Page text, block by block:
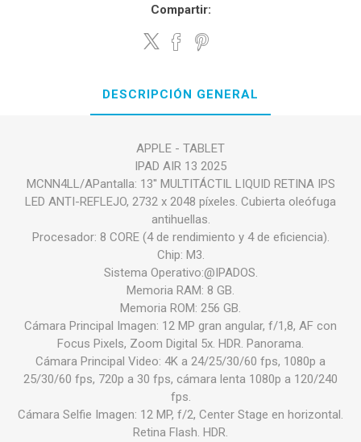
Compartir:
DESCRIPCIÓN GENERAL
APPLE - TABLET
IPAD AIR 13 2025
MCNN4LL/APantalla: 13'' MULTITÁCTIL LIQUID RETINA IPS
LED ANTI-REFLEJO, 2732 x 2048 píxeles. Cubierta oleófuga
antihuellas.
Procesador: 8 CORE (4 de rendimiento y 4 de eficiencia).
Chip: M3.
Sistema Operativo:@IPADOS.
Memoria RAM: 8 GB.
Memoria ROM: 256 GB.
Cámara Principal Imagen: 12 MP gran angular, f/1,8, AF con
Focus Pixels, Zoom Digital 5x. HDR. Panorama.
Cámara Principal Video: 4K a 24/25/30/60 fps, 1080p a
25/30/60 fps, 720p a 30 fps, cámara lenta 1080p a 120/240
fps.
Cámara Selfie Imagen: 12 MP, f/2, Center Stage en horizontal.
Retina Flash. HDR.